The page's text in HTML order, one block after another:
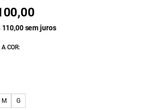
110,00 sem juros
COR:
M G